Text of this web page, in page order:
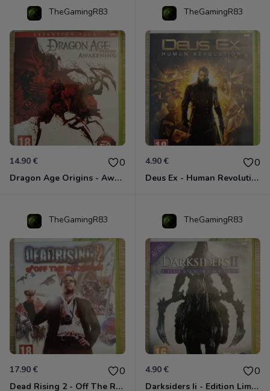
TheGamingR83
14.90 € 0
Dragon Age Origins - Awakening Xbox 360
TheGamingR83
4.90 € 0
Deus Ex - Human Revolution Xbox 360
TheGamingR83
17.90 € 0
Dead Rising 2 - Off The Record Xbox 360
TheGamingR83
4.90 € 0
Darksiders Ii - Edition Limitée Xbox 360